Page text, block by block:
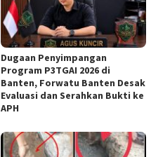
Dugaan Penyimpangan
Program P3TGAI 2026 di
Banten, Forwatu Banten Desak
Evaluasi dan Serahkan Bukti ke
APH